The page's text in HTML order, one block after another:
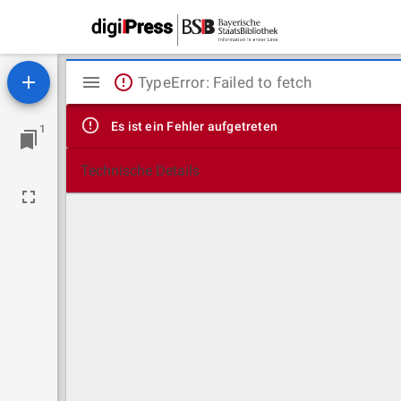
1
Mirador
Viewer
TypeError: Failed to fetch
Es ist ein Fehler aufgetreten
Technische Details